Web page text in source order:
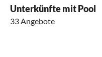
Unterkünfte mit Pool
33 Angebote